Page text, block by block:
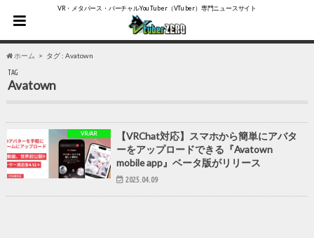
VR・メタバース・バーチャルYouTuber（VTuber）専門ニュースサイト
ホーム タグ : Avatown
TAG
Avatown
VR/AR
【VRChat対応】スマホから簡単にアバタ
ーをアップロードできる『Avatown
mobile app』ベータ版がリリース
2025.04.09